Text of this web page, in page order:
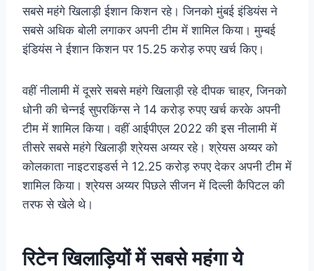
सबसे महंगे खिलाड़ी ईशान किशन रहे। जिनको मुंबई इंडियंस ने
सबसे अधिक बोली लगाकर अपनी टीम में शामिल किया। मुम्बई
इंडियंस ने ईशान किशन पर 15.25 करोड़ रुपए खर्च किए।
वहीं नीलामी में दूसरे सबसे महंगे खिलाड़ी रहे दीपक चाहर, जिनको
धोनी की चेन्नई सुपरकिंग्स ने 14 करोड़ रुपए खर्च करके अपनी
टीम में शामिल किया। वहीं आईपीएल 2022 की इस नीलामी में
तीसरे सबसे महंगे खिलाड़ी श्रेयस अय्यर रहे। श्रेयस अय्यर को
कोलकाता नाइटराइडर्स ने 12.25 करोड़ रुपए देकर अपनी टीम में
शामिल किया। श्रेयस अय्यर पिछले सीजन में दिल्ली कैपिटल की
तरफ से खेले थे।
रिटेन खिलाड़ियों में सबसे महंगा ये